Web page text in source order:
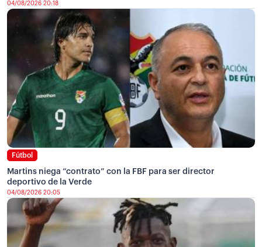
04/08/2026 20:18
Fútbol
Martins niega “contrato” con la FBF para ser director
deportivo de la Verde
04/08/2026 20:05